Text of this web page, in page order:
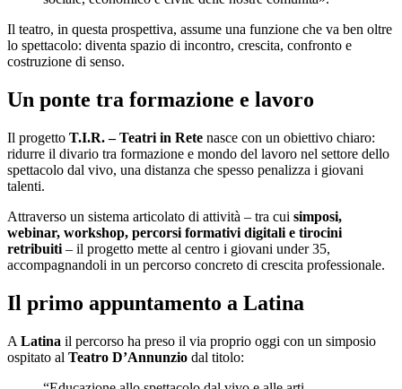
Il teatro, in questa prospettiva, assume una funzione che va ben oltre
lo spettacolo: diventa spazio di incontro, crescita, confronto e
costruzione di senso.
Un ponte tra formazione e lavoro
Il progetto T.I.R. – Teatri in Rete nasce con un obiettivo chiaro:
ridurre il divario tra formazione e mondo del lavoro nel settore dello
spettacolo dal vivo, una distanza che spesso penalizza i giovani
talenti.
Attraverso un sistema articolato di attività – tra cui simposi,
webinar, workshop, percorsi formativi digitali e tirocini
retribuiti – il progetto mette al centro i giovani under 35,
accompagnandoli in un percorso concreto di crescita professionale.
Il primo appuntamento a Latina
A Latina il percorso ha preso il via proprio oggi con un simposio
ospitato al Teatro D’Annunzio dal titolo: